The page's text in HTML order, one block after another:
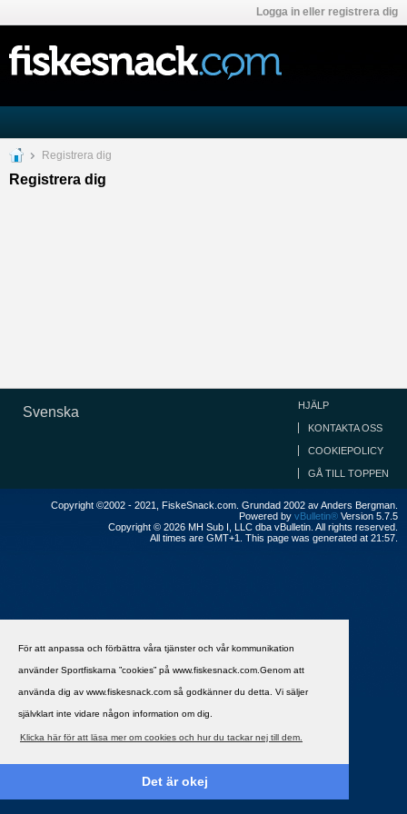
För att anpassa och förbättra våra tjänster och vår kommunikation
använder Sportfiskarna ”cookies” på www.fiskesnack.com.Genom att
använda dig av www.fiskesnack.com så godkänner du detta. Vi säljer
självklart inte vidare någon information om dig.
Klicka här för att läsa mer om cookies och hur du tackar nej till dem.
Det är okej
Logga in eller registrera dig
Registrera dig
Registrera dig
Svenska HJÄLP
KONTAKTA OSS
COOKIEPOLICY
GÅ TILL TOPPEN
Copyright ©2002 - 2021, FiskeSnack.com. Grundad 2002 av Anders Bergman.
Powered by vBulletin® Version 5.7.5
Copyright © 2026 MH Sub I, LLC dba vBulletin. All rights reserved.
All times are GMT+1. This page was generated at 21:57.